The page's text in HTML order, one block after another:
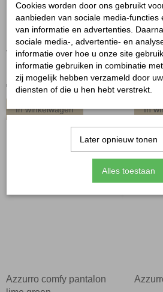
Wide leg beige Karostar
€ 44,95 € 22,48
In winkelwagen
€ 49,99
In
-20%
Azzurro comfy pantalon
Cookies worden door ons gebruikt
aanbieden van sociale media-functies
van informatie en advertenties.
sociale media-, advertentie- en
informatie over hoe u onze site
informatie gebruiken in combinatie
zij mogelijk hebben verzameld door
diensten of die u hen hebt verstrekt.
Later opnieuw tonen
Alles toestaan